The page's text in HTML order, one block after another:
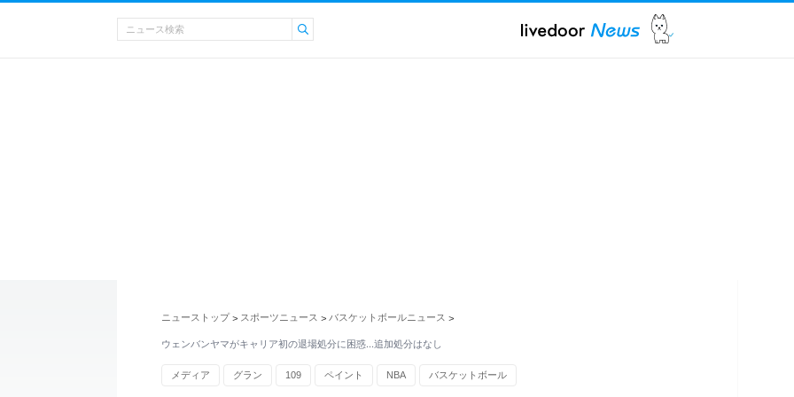
ニューストップ > スポーツニュース > バスケットボールニュース >
ウェンバンヤマがキャリア初の退場処分に困惑…追加処分はなし
メディア グラン 109 ペイント NBA バスケットボール